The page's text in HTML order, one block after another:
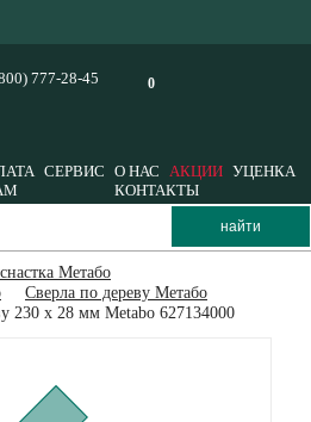
0
777-28-45
СЕРВИС О НАС АКЦИИ УЦЕНКА
КОНТАКТЫ
Метабо
Сверла по дереву Метабо
230 х 28 мм Metabo 627134000